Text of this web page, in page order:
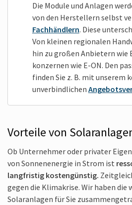
Die Module und Anlagen
von den Her­stellern selbst
Fach­händlern. Diese
Von kleinen regionalen
hin zu großen An­bietern wie
konzernen wie E-ON. Den
finden Sie z. B. mit unserem
unverbind­lichen
Vorteile von
Ob Unter­nehmer oder privater
von Sonnen­energie in Strom ist
lang­fristig kosten­günstig.
gegen die Klima­krise. Wir haben
Solar­anlagen für Sie